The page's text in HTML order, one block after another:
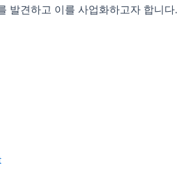
발견하고 이를 사업화하고자 합니다.